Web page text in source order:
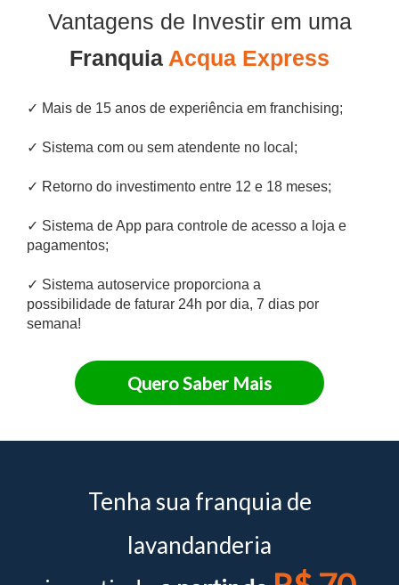
Vantagens de Investir em uma
Franquia Acqua Express
✓ Mais de 15 anos de experiência em franchising;
✓ Sistema com ou sem atendente no local;
✓ Retorno do investimento entre 12 e 18 meses;
✓ Sistema de App para controle de acesso a loja e
pagamentos;
✓ Sistema autoservice proporciona a
possibilidade de faturar 24h por dia, 7 dias por
semana!
Quero Saber Mais
Tenha sua franquia de
lavandanderia